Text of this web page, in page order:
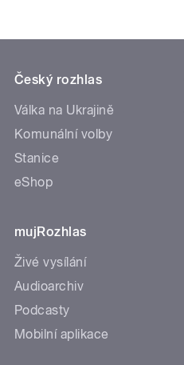
Český rozhlas
Válka na Ukrajině
Komunální volby
Stanice
eShop
mujRozhlas
Živé vysílání
Audioarchiv
Podcasty
Mobilní aplikace